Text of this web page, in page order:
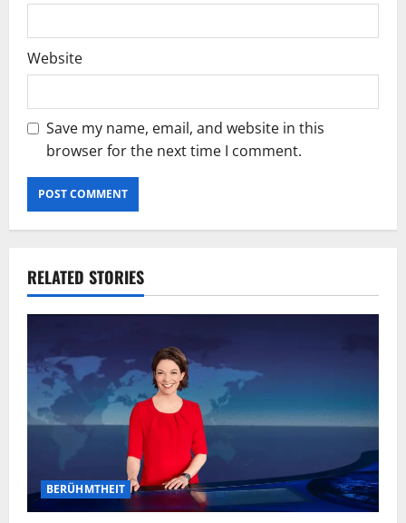
Website
Save my name, email, and website in this
browser for the next time I comment.
RELATED STORIES
BERÜHMTHEIT